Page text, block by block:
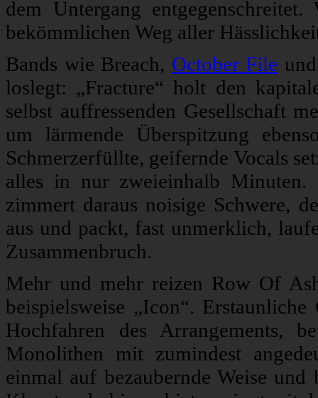
dem Untergang
bekömmlichen Weg aller
Bands wie Breach, October File
loslegt: „Fracture“ holt den
selbst auffressenden Gesellschaft
um lärmende Überspitzung
Schmerzerfüllte, geifernde Vocals
alles in nur zweieinhalb Minuten.
zimmert daraus noisige Schwere,
aus und packt, fast unmerklich,
Zusammenbruch.
Mehr und mehr reizen Row Of
beispielsweise „Icon“.
Hochfahren des Arrangements,
Monolithen mit zumindest
einmal auf bezaubernde Weise